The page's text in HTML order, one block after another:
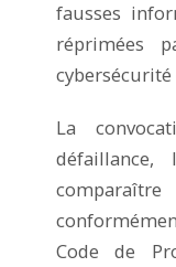
fausses
réprimées
La
défaillance,
Code de